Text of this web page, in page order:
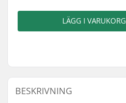
LÄGG I VARUKORG
BESKRIVNING